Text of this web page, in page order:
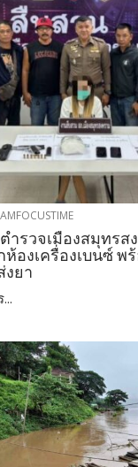
ำรวจเมืองสมุทรส
องเครื่องเบนซ์ พ
งยา